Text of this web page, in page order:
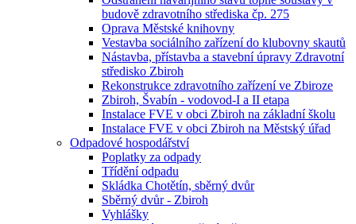
budově zdravotního střediska čp. 275
Oprava Městské knihovny
Vestavba sociálního zařízení do klubovny skautů
Nástavba, přístavba a stavební úpravy Zdravotní
středisko Zbiroh
Rekonstrukce zdravotního zařízení ve Zbiroze
Zbiroh, Švabín - vodovod-I a II etapa
Instalace FVE v obci Zbiroh na základní školu
Instalace FVE v obci Zbiroh na Městský úřad
Odpadové hospodářství
Poplatky za odpady
Třídění odpadu
Skládka Chotětín, sběrný dvůr
Sběrný dvůr - Zbiroh
Vyhlášky